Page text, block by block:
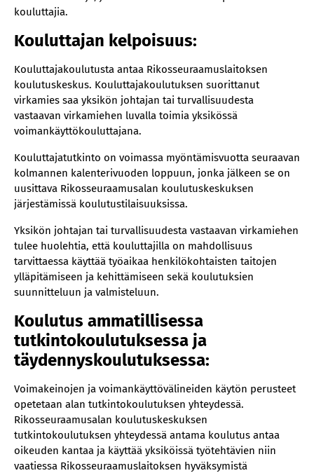
kouluttajia.
Kouluttajan kelpoisuus:
Kouluttajakoulutusta antaa Rikosseuraamuslaitoksen
koulutuskeskus. Kouluttajakoulutuksen suorittanut
virkamies saa yksikön johtajan tai turvallisuudesta
vastaavan virkamiehen luvalla toimia yksikössä
voimankäyttökouluttajana.
Kouluttajatutkinto on voimassa myöntämisvuotta seuraavan
kolmannen kalenterivuoden loppuun, jonka jälkeen se on
uusittava Rikosseuraamusalan koulutuskeskuksen
järjestämissä koulutustilaisuuksissa.
Yksikön johtajan tai turvallisuudesta vastaavan virkamiehen
tulee huolehtia, että kouluttajilla on mahdollisuus
tarvittaessa käyttää työaikaa henkilökohtaisten taitojen
ylläpitämiseen ja kehittämiseen sekä koulutuksien
suunnitteluun ja valmisteluun.
Koulutus ammatillisessa
tutkintokoulutuksessa ja
täydennyskoulutuksessa:
Voimakeinojen ja voimankäyttövälineiden käytön perusteet
opetetaan alan tutkintokoulutuksen yhteydessä.
Rikosseuraamusalan koulutuskeskuksen
tutkintokoulutuksen yhteydessä antama koulutus antaa
oikeuden kantaa ja käyttää yksiköissä työtehtävien niin
vaatiessa Rikosseuraamuslaitoksen hyväksymistä